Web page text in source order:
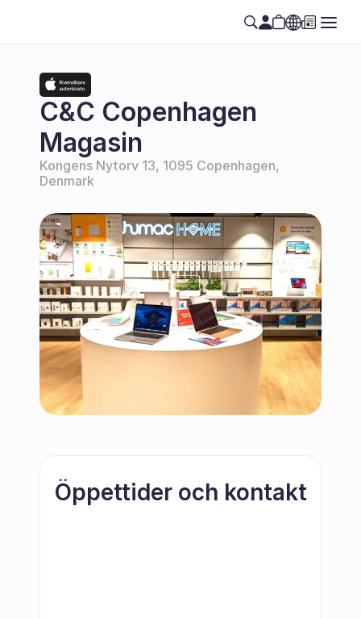
SE
C&C Copenhagen
Magasin
Kongens Nytorv 13, 1095 Copenhagen,
Denmark
Öppettider och kontakt